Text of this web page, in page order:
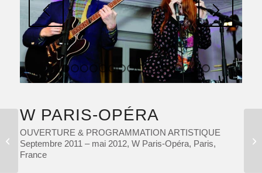
2 4 5 6 7 8 1011 121314
W PARIS-OPÉRA
OUVERTURE & PROGRAMMATION ARTISTIQUE
Septembre 2011 – mai 2012, W Paris-Opéra, Paris,
France
HAPPENING 3D,
CONVENTION
ANNUELLE